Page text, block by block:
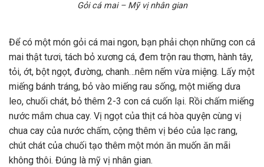
Gỏi cá mai – Mỹ vị nhân gian
Để có một món gỏi cá mai ngon, bạn phải chọn những con cá
mai thật tươi, tách bỏ xương cá, đem trộn rau thơm, hành tây,
tỏi, ớt, bột ngọt, đường, chanh…nêm nếm vừa miệng. Lấy một
miếng bánh tráng, bỏ vào miếng rau sống, một miếng dưa
leo, chuối chát, bỏ thêm 2-3 con cá cuốn lại. Rồi chấm miếng
nước mắm chua cay. Vị ngọt của thịt cá hòa quyện cùng vị
chua cay của nước chấm, cộng thêm vị béo của lạc rang,
chút chát của chuối tạo thêm một món ăn muốn ăn mãi
không thôi. Đúng là mỹ vị nhân gian.